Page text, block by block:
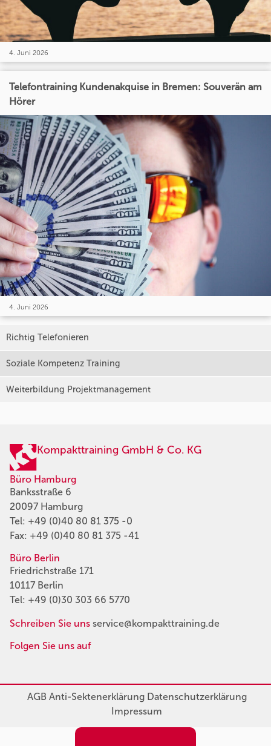
4. Juni 2026
Telefontraining Kundenakquise in Bremen: Souverän am
Hörer
4. Juni 2026
Richtig Telefonieren
Soziale Kompetenz Training
Weiterbildung Projektmanagement
Kompakttraining GmbH & Co. KG
Büro Hamburg
Banksstraße 6
20097 Hamburg
Tel: +49 (0)40 80 81 375 -0
Fax: +49 (0)40 80 81 375 -41
Büro Berlin
Friedrichstraße 171
10117 Berlin
Tel: +49 (0)30 303 66 5770
Schreiben Sie uns service@kompakttraining.de
Folgen Sie uns auf
AGBAnti-SektenerklärungDatenschutzerklärung
Impressum